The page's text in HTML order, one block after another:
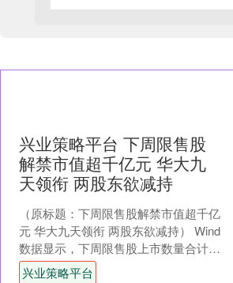
兴业策略平台 下周限售股
解禁市值超千亿元 华大九
天领衔 两股东欲减持
（原标题：下周限售股解禁市值超千亿
元 华大九天领衔 两股东欲减持） Wind
数据显示，下周限售股上市数量合计
33.63亿股，以7月25日收盘价计算，市
兴业策略平台